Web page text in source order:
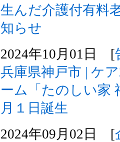
生んだ介護付有料
知らせ
2024年10月01日 [
兵庫県神戸市 | ケ
ーム「たのしい家
月１日誕生
2024年09月02日 [